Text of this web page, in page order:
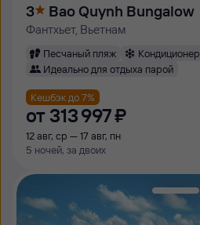
3 Bao Quynh Bungalow
Фантхьет, Вьетнам
Песчаный пляж Кондиционер
Идеально для отдыха парой
Кешбэк до 7%
от 313 ⁠997 ⁠₽
12 авг, ср — 17 авг, пн
5 ночей, за двоих